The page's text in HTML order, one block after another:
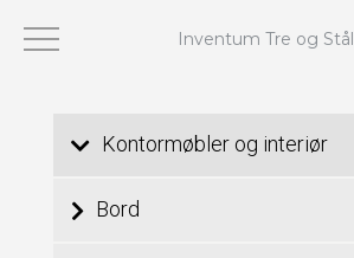
Kontormøbler og interiør
Bord
Inventum Tre og Stål